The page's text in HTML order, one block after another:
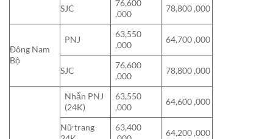
SJC
76,600
,000
78,800 ,000
Đông Nam
Bộ
PNJ
63,550
,000
64,700 ,000
SJC
76,600
,000
78,800 ,000
Nhẫn PNJ
(24K)
63,550
,000
64,600 ,000
Nữ trang
63,400
64,200 ,000